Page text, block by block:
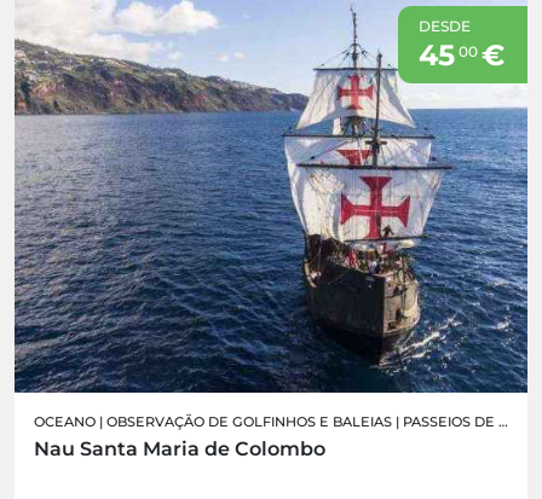
DESDE
45 00€
OCEANO | OBSERVAÇÃO DE GOLFINHOS E BALEIAS | PASSEIOS DE BARCO
Nau Santa Maria de Colombo